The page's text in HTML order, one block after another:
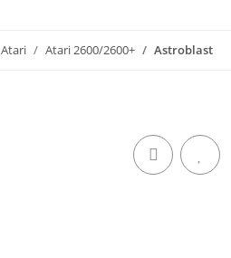
Atari Atari 2600/2600+ Astroblast